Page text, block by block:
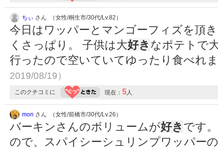
ちぃ さん （女性/桐生市/30代/Lv.82）
今日はワッパーとマンゴーフィズを頂
くさっぱり。 子供は大好き なポテトで
行ったので空いていてゆったり食べれ
2019/08/19）
このクチコミに 現在： 5人
mon さん （女性/前橋市/30代/Lv.26）
バーキンさんのボリュームが好き です
ので、スパイシーシュリンプワッパー